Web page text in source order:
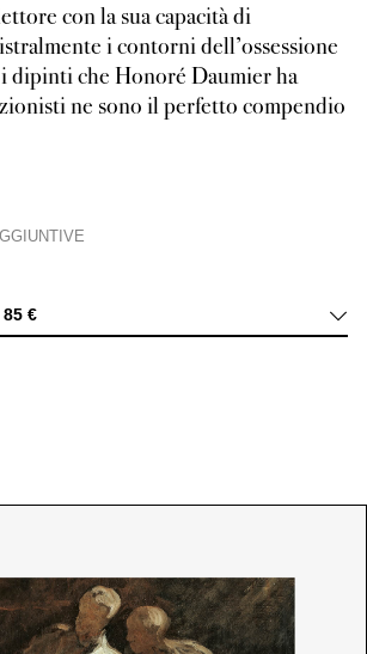
con la sua capacità di
i contorni dell’ossessione
dipinti che Honoré Daumier ha
ne sono il perfetto compendio
volta nel 1925, il racconto La collezione
85 €